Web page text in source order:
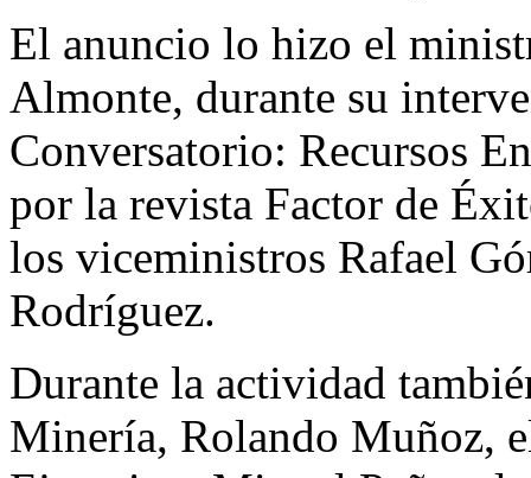
El anuncio lo hizo el
Almonte, durante su
Conversatorio: Recursos
por la revista Factor de
los viceministros Rafael
Rodríguez.
Durante la actividad
Minería, Rolando Muñoz,